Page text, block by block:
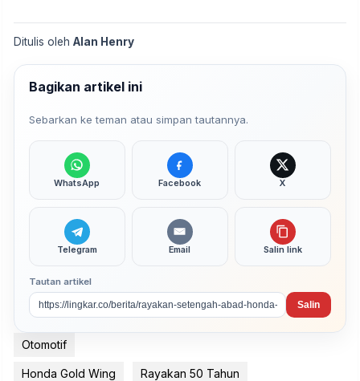
Ditulis oleh Alan Henry
Bagikan artikel ini
Sebarkan ke teman atau simpan tautannya.
WhatsApp Facebook X
Telegram Email Salin link
Tautan artikel
Salin
Otomotif
Honda Gold Wing Rayakan 50 Tahun